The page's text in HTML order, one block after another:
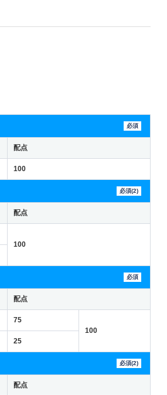
必須
配点
100
必須(2)
配点
100
必須
配点
75
100
25
必須(2)
配点